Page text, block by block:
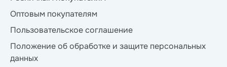
Оптовым покупателям
Пользовательское соглашение
Положение об обработке и защите персональных
данных